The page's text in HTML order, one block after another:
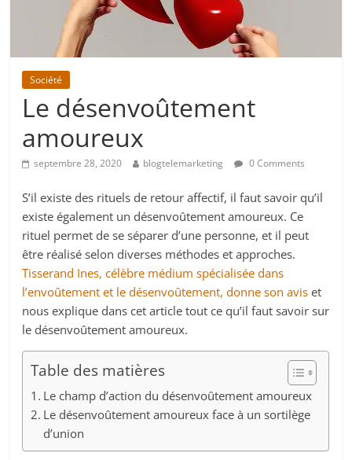
Société
Le désenvoûtement
amoureux
septembre 28, 2020 blogtelemarketing 0 Comments
S’il existe des rituels de retour affectif, il faut savoir qu’il
existe également un désenvoûtement amoureux. Ce
rituel permet de se séparer d’une personne, et il peut
être réalisé selon diverses méthodes et approches.
Tisserand Ines, célèbre médium spécialisée dans
l’envoûtement et le désenvoûtement, donne son avis et
nous explique dans cet article tout ce qu’il faut savoir sur
le désenvoûtement amoureux.
Table des matières
Le champ d’action du désenvoûtement amoureux
Le désenvoûtement amoureux face à un sortilège
d’union